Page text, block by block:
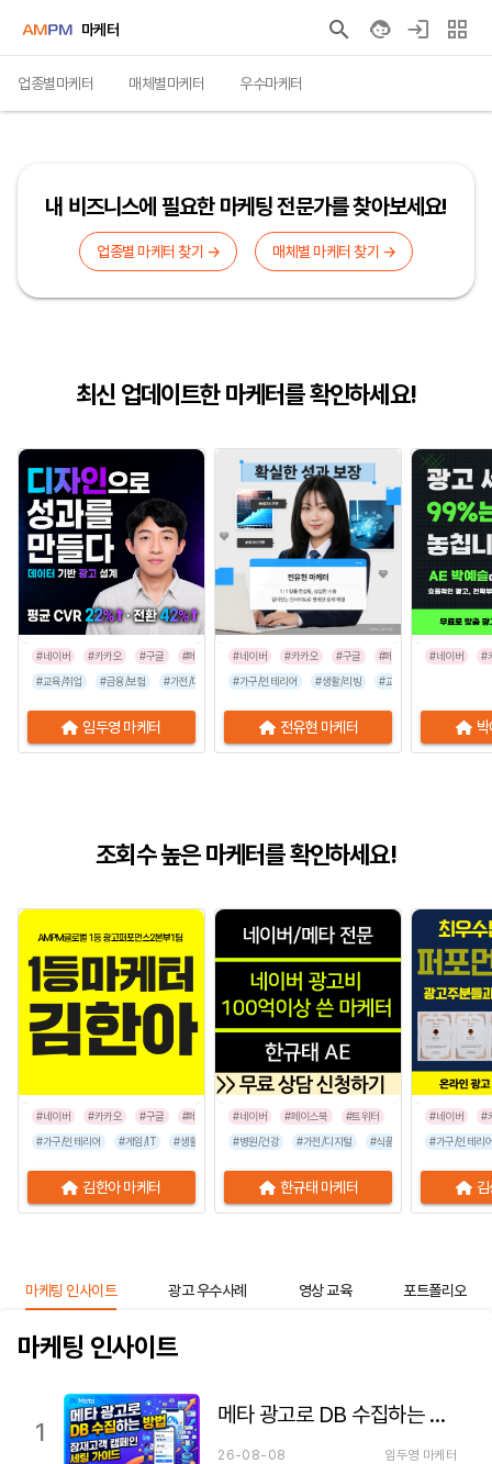
마케터
업종별마케터 매체별마케터 우수마케터
내 비즈니스에 필요한 마케팅 전문가를 찾아보세요!
업종별 마케터 찾기 → 매체별 마케터 찾기 →
최신 업데이트한 마케터를 확인하세요!
#네이버 #카카오 #구글 #페이스북
#인스타그램
#교육/취업
#금융/보험 #가전/디지털 #부동산/건설 #뷰티/미용 #유통/쇼핑몰
임두영 마케터
#네이버 #카카오 #구글 #페이스북
#인스타그램
#가구/인테리어
#생활/리빙 #교육/취업
전유현 마케터
#네이버 #
조회수 높은 마케터를 확인하세요!
#네이버 #카카오 #구글 #페이스북 #인스타그램
#틱톡
#가구/인테리어
#게임/IT #생활/리빙 #공공기관 #교육/취업 #금융/보험 #이벤트/행사
김한아 마케터
#네이버 #페이스북
#트위터
#병원/건강
#가전/디지털 #식품/음료 #프랜차이즈
한규태 마케터
#네이버
#
#가구/인테리
마케팅 인사이트 광고 우수사례 영상 교육 포트폴리오
마케팅 인사이트
1
메타 광고로 DB 수집하는 방법 — 잠재고객 캠페인 세팅 가이드
26-08-08 임두영 마케터